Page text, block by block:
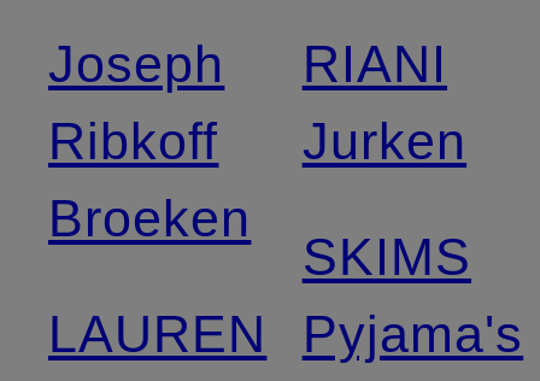
Joseph
Ribkoff
Broeken
LAUREN
RIANI
Jurken
SKIMS
Pyjama's